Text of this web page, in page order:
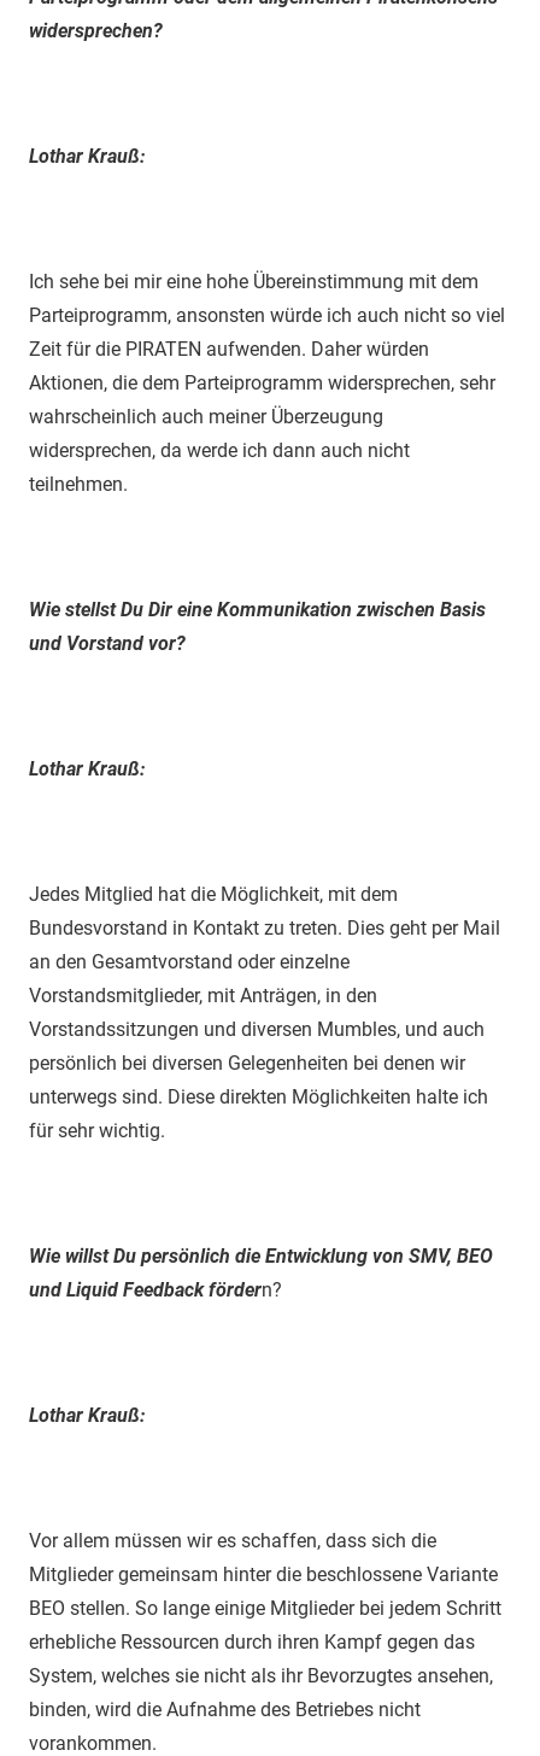
widersprechen?
Lothar Krauß:
Ich sehe bei mir eine hohe Übereinstimmung mit dem
Parteiprogramm, ansonsten würde ich auch nicht so viel
Zeit für die PIRATEN aufwenden. Daher würden
Aktionen, die dem Parteiprogramm widersprechen, sehr
wahrscheinlich auch meiner Überzeugung
widersprechen, da werde ich dann auch nicht
teilnehmen.
Wie stellst Du Dir eine Kommunikation zwischen Basis
und Vorstand vor?
Lothar Krauß:
Jedes Mitglied hat die Möglichkeit, mit dem
Bundesvorstand in Kontakt zu treten. Dies geht per Mail
an den Gesamtvorstand oder einzelne
Vorstandsmitglieder, mit Anträgen, in den
Vorstandssitzungen und diversen Mumbles, und auch
persönlich bei diversen Gelegenheiten bei denen wir
unterwegs sind. Diese direkten Möglichkeiten halte ich
für sehr wichtig.
Wie willst Du persönlich die Entwicklung von SMV, BEO
und Liquid Feedback fördern?
Lothar Krauß:
Vor allem müssen wir es schaffen, dass sich die
Mitglieder gemeinsam hinter die beschlossene Variante
BEO stellen. So lange einige Mitglieder bei jedem Schritt
erhebliche Ressourcen durch ihren Kampf gegen das
System, welches sie nicht als ihr Bevorzugtes ansehen,
binden, wird die Aufnahme des Betriebes nicht
vorankommen.